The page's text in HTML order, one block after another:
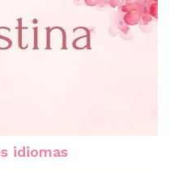
idiomas